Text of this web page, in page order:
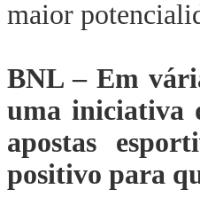
maior
BNL – Em
uma iniciativa
apostas
positivo para